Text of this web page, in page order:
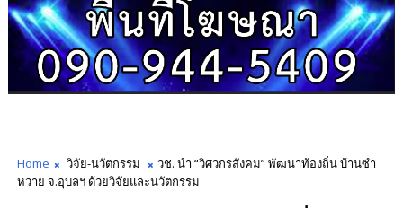
Home วิจัย-นวัตกรรม
วช. นำ “วิศวกรสังคม” พัฒนาท้องถิ่น บ้านซำ
หวาย จ.อุบลฯ ด้วยวิจัยและนวัตกรรม